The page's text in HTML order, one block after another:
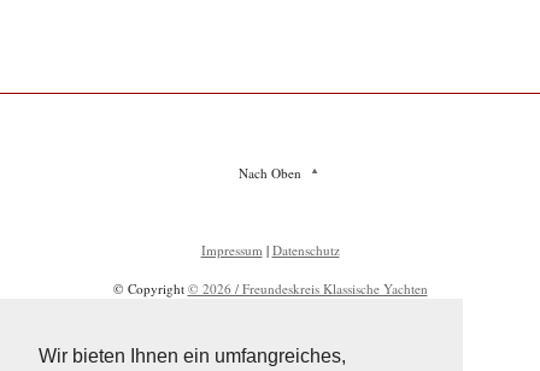
Wir bieten Ihnen ein umfangreiches,
Nach Oben
Impressum | Datenschutz
© Copyright © 2026 / Freundeskreis Klassische Yachten